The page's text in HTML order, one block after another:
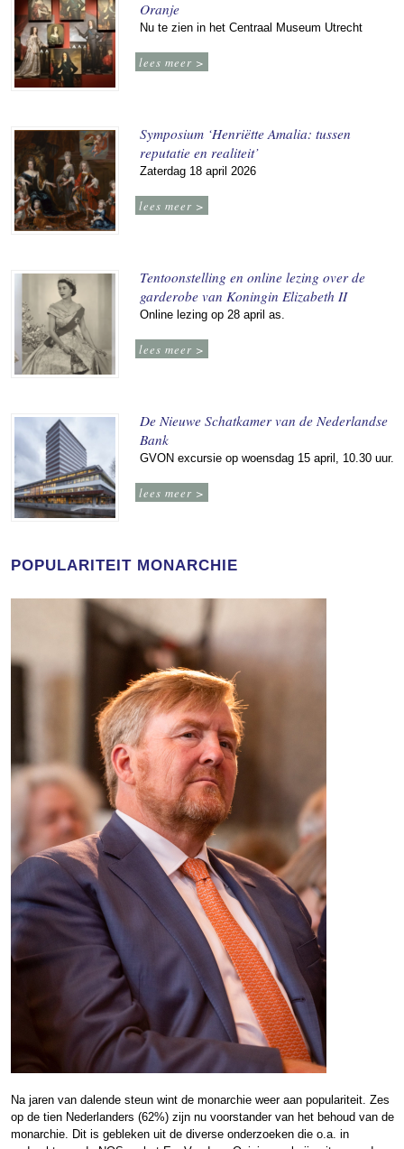
Oranje
Nu te zien in het Centraal Museum Utrecht
lees meer >
Symposium ‘Henriëtte Amalia: tussen
reputatie en realiteit’
Zaterdag 18 april 2026
lees meer >
Tentoonstelling en online lezing over de
garderobe van Koningin Elizabeth II
Online lezing op 28 april as.
lees meer >
De Nieuwe Schatkamer van de Nederlandse
Bank
GVON excursie op woensdag 15 april, 10.30 uur.
lees meer >
POPULARITEIT MONARCHIE
Na jaren van dalende steun wint de monarchie weer aan populariteit. Zes
op de tien Nederlanders (62%) zijn nu voorstander van het behoud van de
monarchie. Dit is gebleken uit de diverse onderzoeken die o.a. in